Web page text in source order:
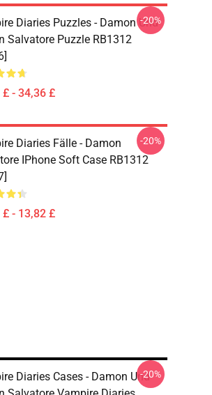
Diaries Puzzles - Damon Und
Salvatore Puzzle RB1312
£ - 34,36 £
-20%
Diaries Fälle - Damon
IPhone Soft Case RB1312
£ - 13,82 £
-20%
Diaries Cases - Damon Und-20%